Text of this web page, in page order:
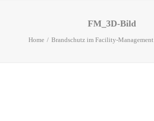
FM_3D-Bild
Home Brandschutz im Facility-Management